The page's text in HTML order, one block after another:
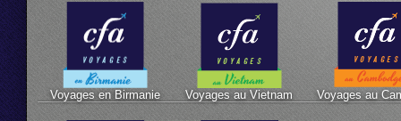
Voyages en Birmanie Voyages au Vietnam Voyages au